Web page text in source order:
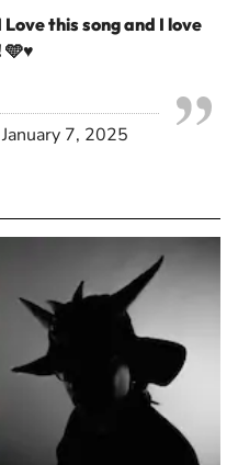
this song and I love
🩵♥️
January 7, 2025